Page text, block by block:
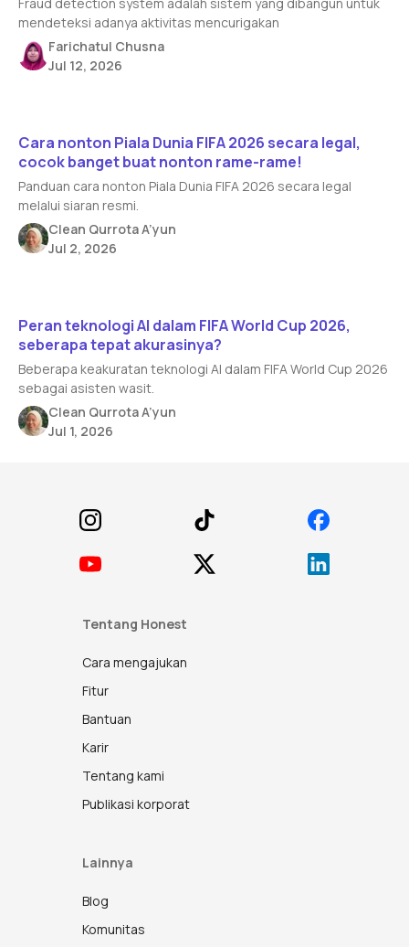
mendeteksi adanya aktivitas mencurigakan
Farichatul Chusna
Jul 12, 2026
Cara nonton Piala Dunia FIFA 2026 secara legal,
cocok banget buat nonton rame-rame!
Panduan cara nonton Piala Dunia FIFA 2026 secara legal
melalui siaran resmi.
Clean Qurrota A’yun
Jul 2, 2026
Peran teknologi AI dalam FIFA World Cup 2026,
seberapa tepat akurasinya?
Beberapa keakuratan teknologi AI dalam FIFA World Cup 2026
sebagai asisten wasit.
Clean Qurrota A’yun
Jul 1, 2026
Tentang Honest
Cara mengajukan
Fitur
Bantuan
Karir
Tentang kami
Publikasi korporat
Lainnya
Blog
Komunitas